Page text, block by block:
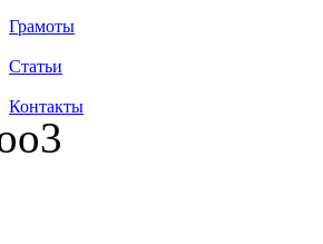
Грамоты
Статьи
Контакты